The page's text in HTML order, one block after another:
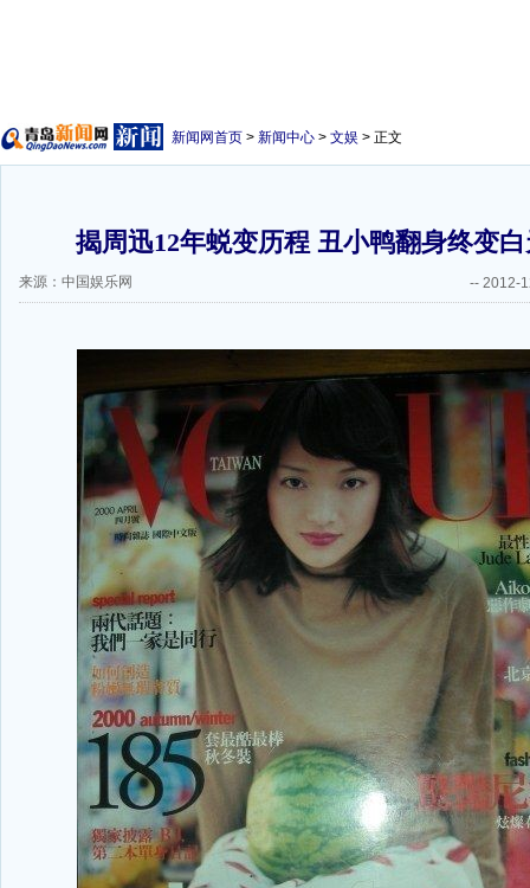
新闻网首页 > 新闻中心 > 文娱 > 正文
揭周迅12年蜕变历程 丑小鸭翻身终变
来源：中国娱乐网 -- 2012-